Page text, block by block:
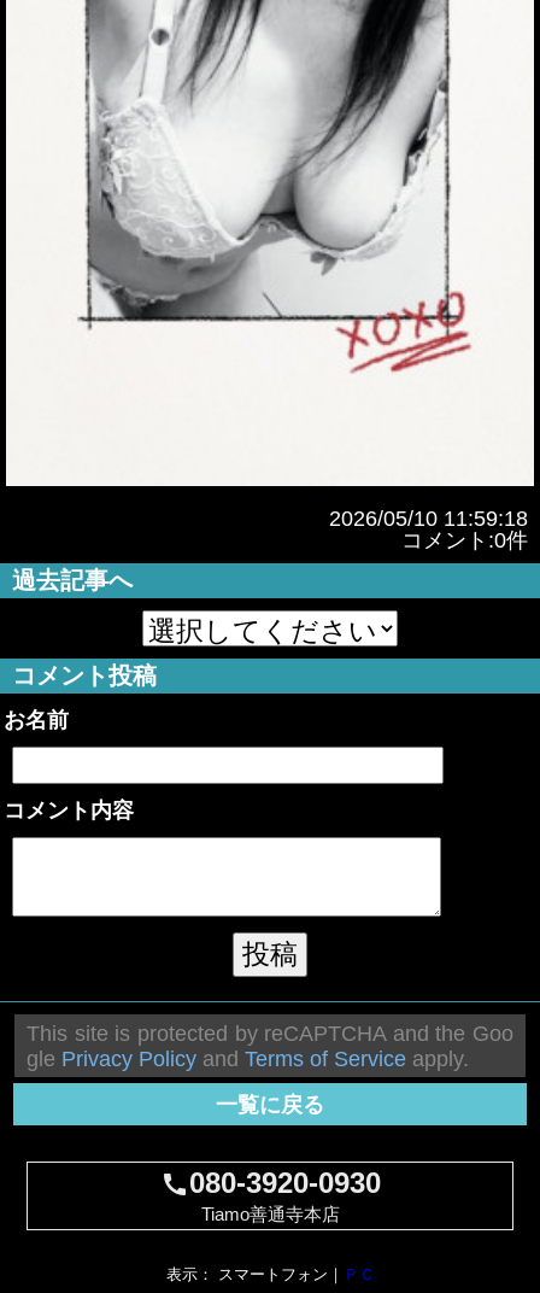
2026/05/10 11:59:18
コメント:0件
過去記事へ
コメント投稿
お名前
コメント内容
This site is protected by reCAPTCHA and the Goo
gle Privacy Policy andTerms of Service apply.
一覧に戻る
call080-3920-0930
Tiamo善通寺本店
表示： スマートフォン｜ ＰＣ